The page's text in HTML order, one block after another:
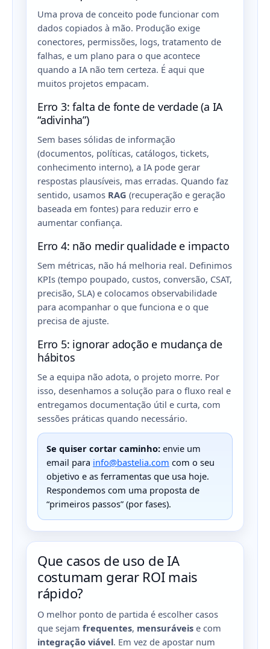
Uma prova de conceito pode funcionar com
dados copiados à mão. Produção exige
conectores, permissões, logs, tratamento de
falhas, e um plano para o que acontece
quando a IA não tem certeza. É aqui que
muitos projetos empacam.
Erro 3: falta de fonte de verdade (a IA
“adivinha”)
Sem bases sólidas de informação
(documentos, políticas, catálogos, tickets,
conhecimento interno), a IA pode gerar
respostas plausíveis, mas erradas. Quando faz
sentido, usamos RAG (recuperação e geração
baseada em fontes) para reduzir erro e
aumentar confiança.
Erro 4: não medir qualidade e impacto
Sem métricas, não há melhoria real. Definimos
KPIs (tempo poupado, custos, conversão, CSAT,
precisão, SLA) e colocamos observabilidade
para acompanhar o que funciona e o que
precisa de ajuste.
Erro 5: ignorar adoção e mudança de
hábitos
Se a equipa não adota, o projeto morre. Por
isso, desenhamos a solução para o fluxo real e
entregamos documentação útil e curta, com
sessões práticas quando necessário.
Se quiser cortar caminho: envie um
email para info@bastelia.com com o seu
objetivo e as ferramentas que usa hoje.
Respondemos com uma proposta de
“primeiros passos” (por fases).
Que casos de uso de IA
costumam gerar ROI mais
rápido?
O melhor ponto de partida é escolher casos
que sejam frequentes, mensuráveis e com
integração viável. Em vez de apostar num